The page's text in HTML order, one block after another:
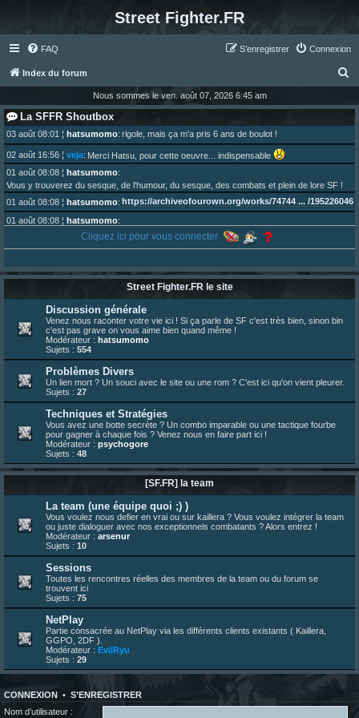
Street Fighter.FR
FAQ Connexion
S’enregistrer
Index du forum
c
h
e
Nous sommes le ven. août 07, 2026 6:45 am
La SFFR Shoutbox
03 août 08:01 ¦ hatsumomo: rigole, mais ça m'a pris 6 ans de boulot !
02 août 16:56 ¦ veja: Merci Hatsu, pour cette oeuvre... indispensable
01 août 08:08 ¦ hatsumomo:
Vous y trouverez du sesque, de l'humour, du sesque, des combats et plein de lore SF !
01 août 08:08 ¦ hatsumomo: https://archiveofourown.org/works/74744 ... /195226046
01 août 08:08 ¦ hatsumomo:
Aujourd'hui, c'est le yaoi day. Pour la peine je reposte ma dernière fic.
30 juil. 07:22¦hatsumomo:
26 juil. 22:09¦hatsumomo:bio de Alex en ligne les gens !
13 juil. 09:53¦hatsumomo:
bonjour les amis, je viens de poster ma 1e review de figurine !
23 juin 10:36¦indy:une très chouette SFFR shoutbox !
23 juin 07:30¦hatsumomo:nouvelle trad caniculaire les amis !
23 juin 07:26
hatsumomo
22 juin 12:27¦indy:Yo !
22 juin 08:49¦veja:Yo
Cliquez ici pour vous connecter
Street Fighter.FR le site
Discussion générale
Venez nous raconter votre vie ici ! Si ça parle de SF c'est très bien, sinon bin
c'est pas grave on vous aime bien quand même !
Modérateur : hatsumomo
Sujets : 554
Problèmes Divers
Un lien mort ? Un souci avec le site ou une rom ? C'est ici qu'on vient pleurer.
Sujets : 27
Techniques et Stratégies
Vous avez une botte secrète ? Un combo imparable ou une tactique fourbe
pour gagner à chaque fois ? Venez nous en faire part ici !
Modérateur : psychogore
Sujets : 48
[SF.FR] la team
La team (une équipe quoi ;) )
Vous voulez nous defier en vrai ou sur kaillera ? Vous voulez intégrer la team
ou juste dialoguer avec nos exceptionnels combatants ? Alors entrez !
Modérateur : arsenur
Sujets : 10
Sessions
Toutes les rencontres réelles des membres de la team ou du forum se
trouvent ici
Sujets : 75
NetPlay
Partie consacrée au NetPlay via les différents clients existants ( Kaillera,
GGPO, 2DF ).
Modérateur : EvilRyu
Sujets : 29
CONNEXION • S’ENREGISTRER
Nom d’utilisateur :